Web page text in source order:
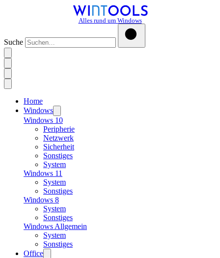
Alles rund um Windows
Suche
Home
Windows
Windows 10
Peripherie
Netzwerk
Sicherheit
Sonstiges
System
Windows 11
System
Sonstiges
Windows 8
System
Sonstiges
Windows Allgemein
System
Sonstiges
Office